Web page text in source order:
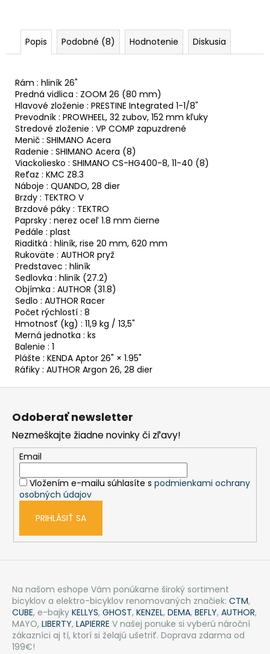
Popis Podobné (8) Hodnotenie Diskusia
Rám : hliník 26"
Predná vidlica : ZOOM 26 (80 mm)
Hlavové zloženie : PRESTINE Integrated 1-1/8"
Prevodník : PROWHEEL, 32 zubov, 152 mm kľuky
Stredové zloženie : VP COMP zapuzdrené
Menič : SHIMANO Acera
Radenie : SHIMANO Acera (8)
Viackoliesko : SHIMANO CS-HG400-8, 11-40 (8)
Reťaz : KMC Z8.3
Náboje : QUANDO, 28 dier
Brzdy : TEKTRO V
Brzdové páky : TEKTRO
Paprsky : nerez oceľ 1.8 mm čierne
Pedále : plast
Riaditká : hliník, rise 20 mm, 620 mm
Rukoväte : AUTHOR pryž
Predstavec : hliník
Sedlovka : hliník (27.2)
Objímka : AUTHOR (31.8)
Sedlo : AUTHOR Racer
Počet rýchlostí : 8
Hmotnosť (kg) : 11,9 kg / 13,5"
Merná jednotka : ks
Balenie : 1
Plášte : KENDA Aptor 26" × 1.95"
Ráfiky : AUTHOR Argon 26, 28 dier
Z
Odoberať newsletter
Nezmeškajte žiadne novinky či zľavy!
Email
Vložením e-mailu súhlasíte s podmienkami ochrany
osobných údajov
PRIHLÁSIŤ SA
Na našom eshope Vám ponúkame široký sortiment
bicyklov a elektro-bicyklov renomovaných značiek: CTM,
CUBE, e-bajky KELLYS, GHOST, KENZEL, DEMA, BEFLY, AUTHOR,
MAYO, LIBERTY, LAPIERRE V našej ponuke si vyberú nároční
zákazníci aj tí, ktorí si želajú ušetriť. Doprava zdarma od
199€!